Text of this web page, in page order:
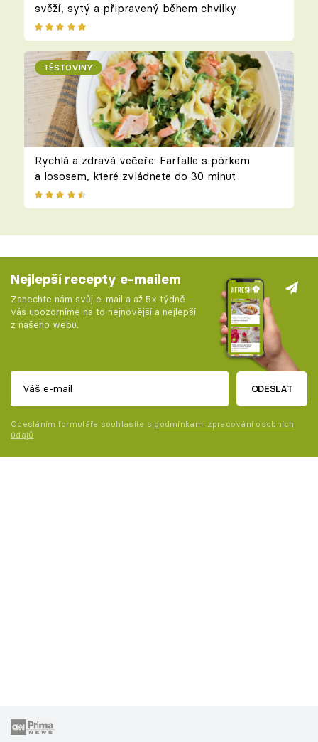
svěží, sytý a připravený během chvilky
TĚSTOVINY
Rychlá a zdravá večeře: Farfalle s pórkem
a lososem, které zvládnete do 30 minut
Nejlepší recepty e-mailem
Zanechte nám svůj e-mail a až 5x týdně
vás upozorníme na to nejnovější a nejlepší
z našeho webu.
ODESLAT
Odesláním formuláře souhlasíte s podmínkami zpracování osobních
údajů